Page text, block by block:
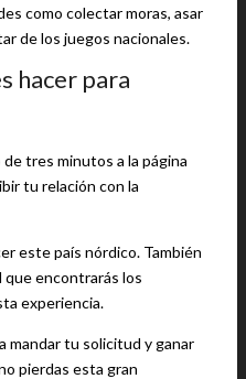
como colectar moras, asar
de los juegos nacionales.
hacer para
tres minutos a la página
tu relación con la
este país nórdico. También
que encontrarás los
experiencia.
mandar tu solicitud y ganar
pierdas esta gran